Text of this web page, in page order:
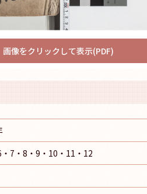
画像をクリックして表示(PDF)
7・8・9・10・11・12